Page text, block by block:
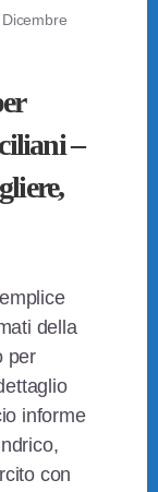
–
della
per
informe
con